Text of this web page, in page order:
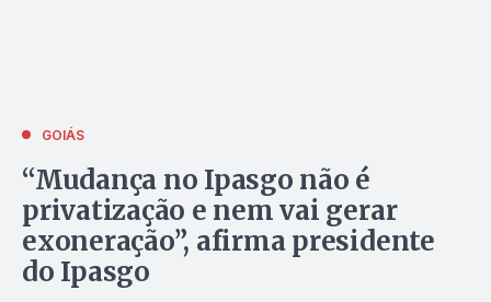
GOIÁS
“Mudança no Ipasgo não é
privatização e nem vai gerar
exoneração”, afirma presidente
do Ipasgo